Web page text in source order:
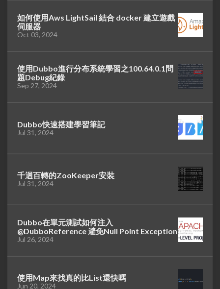
如何使用Aws LightSail 結合 docker 建立遊戲
伺服器
Oct 03, 2024
使用Dubbo進行分布系統學習之100.64.0.1問
題Debug紀錄
Sep 27, 2024
Dubbo快速搭建學習筆記
Jul 31, 2024
千迴百轉的ZooKeeper安裝
Jul 31, 2024
Dubbo在單元測試如何注入
@DubboReference 避免Null Point Exception
Jul 26, 2024
使用Map來找真的比List還快嗎
Jun 20, 2024